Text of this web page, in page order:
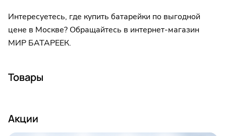
Интересуетесь, где купить батарейки по выгодной
цене в Москве? Обращайтесь в интернет-магазин
МИР БАТАРЕЕК.
Товары
Акции